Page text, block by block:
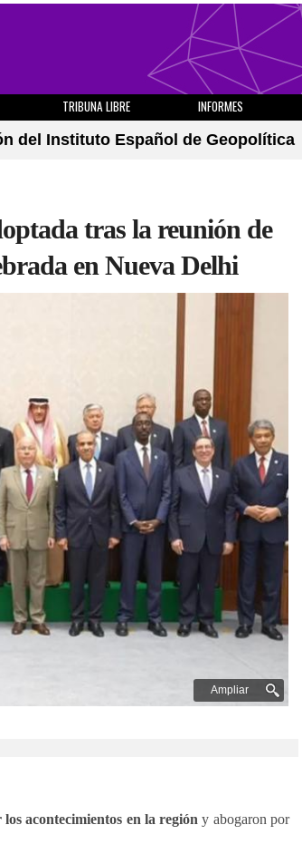
TRIBUNA LIBRE INFORMES
del Instituto Español de Geopolítica
tras la reunión de
en Nueva Delhi
Ampliar
acontecimientos en la regióny abogaron por